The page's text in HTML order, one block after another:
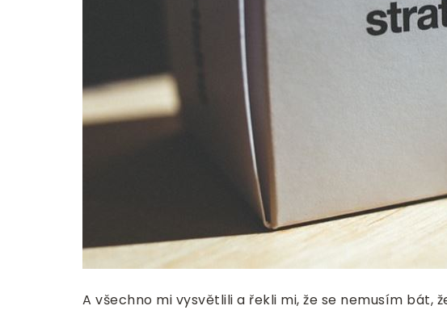
A všechno mi vysvětlili a řekli mi, že se nemusím